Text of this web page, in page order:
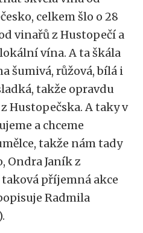
celkem šlo o 28
vinařů z Hustopečí a
vína. A ta škála
šumivá, růžová, bílá i
takže opravdu
Hustopečska. A taky v
a chceme
takže nám tady
Ondra Janík z
příjemná akce
Radmila